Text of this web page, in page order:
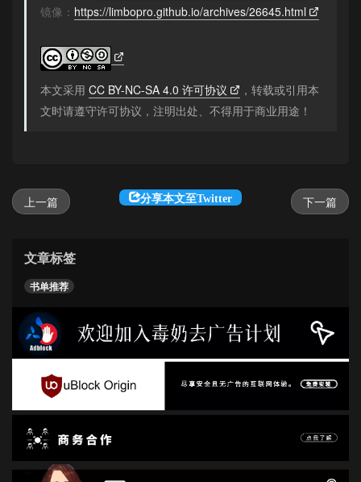
镜像： https://limbopro.github.io/archives/26645.html
本文采用 CC BY-NC-SA 4.0 许可协议
，转载或引用本
文时请遵守许可协议，注明出处、不得用于商业用途！
下一篇
分享本文至Twitter
上一篇
文章标签
书单推荐